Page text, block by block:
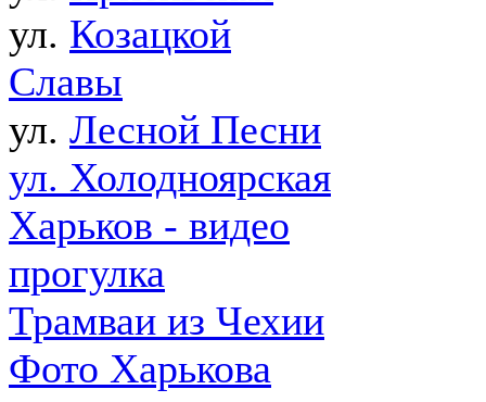
ул. Козацкой
Славы
ул. Лесной Песни
ул. Холодноярская
Харьков - видео
прогулка
Трамваи из Чехии
Фото Харькова